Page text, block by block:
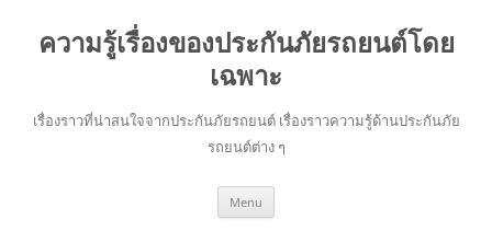
ความรู้เรื่องของประกันภัยรถยนต์โดย
เฉพาะ
เรื่องราวที่น่าสนใจจากประกันภัยรถยนต์ เรื่องราวความรู้ด้านประกันภัย
รถยนต์ต่าง ๆ
Menu